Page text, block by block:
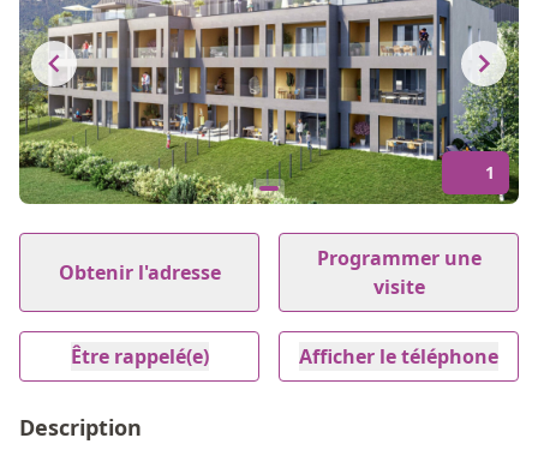
1
1
1
Obtenir l'adresse
Programmer une
visite
Être rappelé(e) Afficher le téléphone
Description